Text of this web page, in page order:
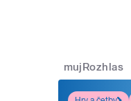
mujRozhlas